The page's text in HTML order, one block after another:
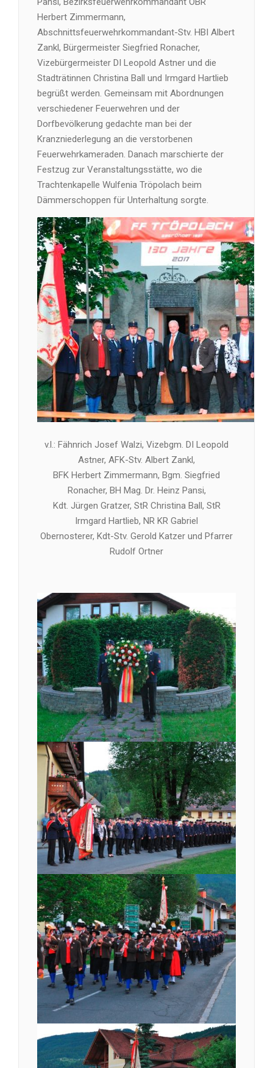
Herbert Zimmermann,
Abschnittsfeuerwehrkommandant-Stv. HBI Albert
Zankl, Bürgermeister Siegfried Ronacher,
Vizebürgermeister DI Leopold Astner und die
Stadträtinnen Christina Ball und Irmgard Hartlieb
begrüßt werden. Gemeinsam mit Abordnungen
verschiedener Feuerwehren und der
Dorfbevölkerung gedachte man bei der
Kranzniederlegung an die verstorbenen
Feuerwehrkameraden. Danach marschierte der
Festzug zur Veranstaltungsstätte, wo die
Trachtenkapelle Wulfenia Tröpolach beim
Dämmerschoppen für Unterhaltung sorgte.
v.l.: Fähnrich Josef Walzi, Vizebgm. DI Leopold
Astner, AFK-Stv. Albert Zankl,
BFK Herbert Zimmermann, Bgm. Siegfried
Ronacher, BH Mag. Dr. Heinz Pansi,
Kdt. Jürgen Gratzer, StR Christina Ball, StR
Irmgard Hartlieb, NR KR Gabriel
Obernosterer, Kdt-Stv. Gerold Katzer und Pfarrer
Rudolf Ortner